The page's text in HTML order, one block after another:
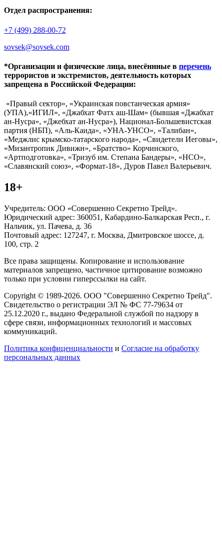
Отдел распространения:
+7 (499) 288-00-72
sovsek@sovsek.com
*Организации и физические лица, внесённные в перечень
террористов и экстремистов, деятельность которых
запрещена в Российской Федерации:
«Правый сектор», «Украинская повстанческая армия»
(УПА),«ИГИЛ», «Джабхат Фатх аш-Шам» (бывшая «Джабхат
ан-Нусра», «Джебхат ан-Нусра»), Национал-Большевистская
партия (НБП), «Аль-Каида», «УНА-УНСО», «Талибан»,
«Меджлис крымско-татарского народа», «Свидетели Иеговы»,
«Мизантропик Дивижн», «Братство» Корчинского,
«Артподготовка», «Тризуб им. Степана Бандеры», «НСО»,
«Славянский союз», «Формат-18», Дуров Павел Валерьевич.
18+
Учредитель: ООО «Совершенно Секретно Трейд».
Юридический адрес: 360051, Кабардино-Балкарская Респ., г.
Нальчик, ул. Пачева, д. 36
Почтовый адрес: 127247, г. Москва, Дмитровское шоссе, д.
100, стр. 2
Все права защищены. Копирование и использование
материалов запрещено, частичное цитирование возможно
только при условии гиперссылки на сайт.
Copyright © 1989-2026. ООО "Совершенно Секретно Трейд".
Свидетельство о регистрации ЭЛ № ФС 77-79634 от
25.12.2020 г., выдано Федеральной службой по надзору в
сфере связи, информационных технологий и массовых
коммуникаций.
Политика конфиценциальности и Согласие на обработку
персональных данных